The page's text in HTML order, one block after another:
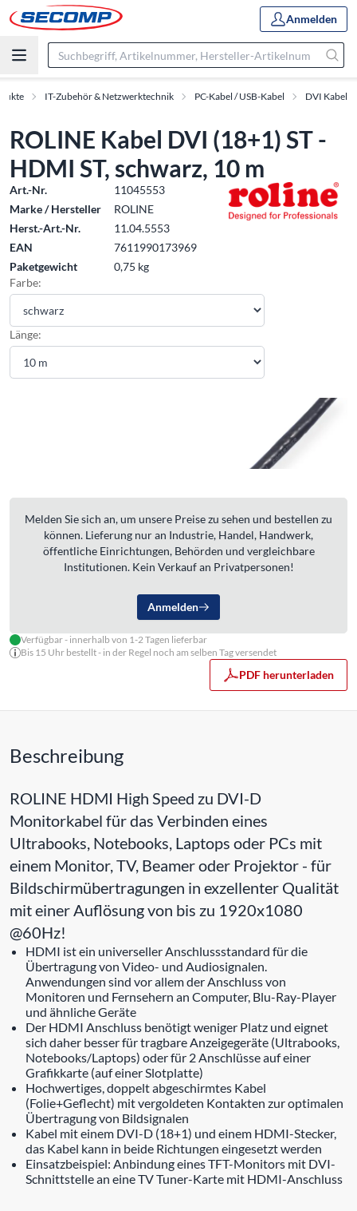
Anmelden
IT-Zubehör & Netzwerktechnik PC-Kabel / USB-Kabel DVI Kabel
ROLINE Kabel DVI (18+1) ST -
HDMI ST, schwarz, 10 m
Art.-Nr.
11045553
Marke / Hersteller
ROLINE
Herst.-Art.-Nr.
11.04.5553
EAN
7611990173969
Paketgewicht
0,75 kg
Farbe:
Länge:
Melden Sie sich an, um unsere Preise zu sehen und bestellen zu
können. Lieferung nur an Industrie, Handel, Handwerk,
öffentliche Einrichtungen, Behörden und vergleichbare
Institutionen. Kein Verkauf an Privatpersonen!
Anmelden
Verfügbar - innerhalb von 1-2 Tagen lieferbar
Bis 15 Uhr bestellt - in der Regel noch am selben Tag versendet
PDF herunterladen
Beschreibung
ROLINE HDMI High Speed zu DVI-D
Monitorkabel für das Verbinden eines
Ultrabooks, Notebooks, Laptops oder PCs mit
einem Monitor, TV, Beamer oder Projektor - für
Bildschirmübertragungen in exzellenter Qualität
mit einer Auflösung von bis zu 1920x1080
@60Hz!
HDMI ist ein universeller Anschlussstandard für die
Übertragung von Video- und Audiosignalen.
Anwendungen sind vor allem der Anschluss von
Monitoren und Fernsehern an Computer, Blu-Ray-Player
und ähnliche Geräte
Der HDMI Anschluss benötigt weniger Platz und eignet
sich daher besser für tragbare Anzeigegeräte (Ultrabooks,
Notebooks/Laptops) oder für 2 Anschlüsse auf einer
Grafikkarte (auf einer Slotplatte)
Hochwertiges, doppelt abgeschirmtes Kabel
(Folie+Geflecht) mit vergoldeten Kontakten zur optimalen
Übertragung von Bildsignalen
Kabel mit einem DVI-D (18+1) und einem HDMI-Stecker,
das Kabel kann in beide Richtungen eingesetzt werden
Einsatzbeispiel: Anbindung eines TFT-Monitors mit DVI-
Schnittstelle an eine TV Tuner-Karte mit HDMI-Anschluss